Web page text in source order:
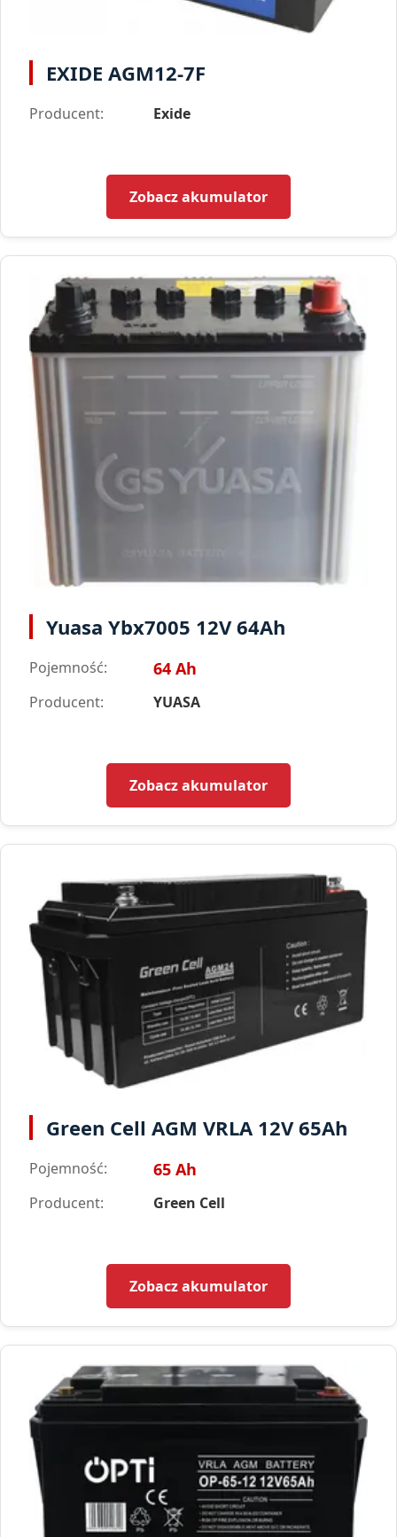
EXIDE AGM12-7F
Producent: Exide
Zobacz akumulator
Yuasa Ybx7005 12V 64Ah
Pojemność: 64 Ah
Producent: YUASA
Zobacz akumulator
Green Cell AGM VRLA 12V 65Ah
Pojemność: 65 Ah
Producent: Green Cell
Zobacz akumulator